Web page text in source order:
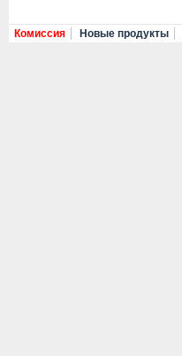
Комиссия Новые продукты